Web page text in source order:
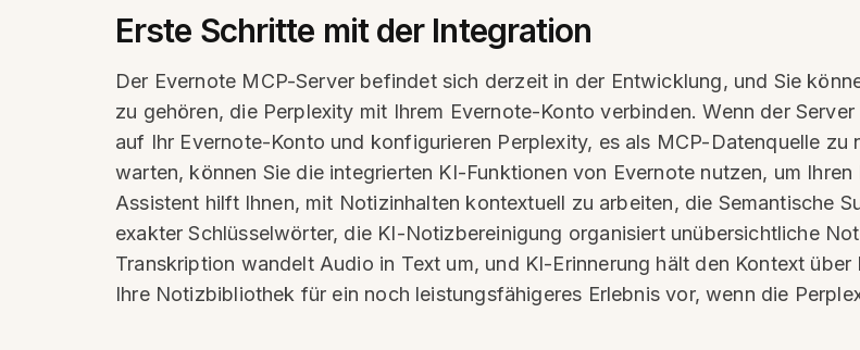
Erste Schritte mit der Integration
Der Evernote MCP-Server befindet sich derzeit in der Entwicklung, und Sie
zu gehören, die Perplexity mit Ihrem Evernote-Konto verbinden. Wenn der
auf Ihr Evernote-Konto und konfigurieren Perplexity, es als MCP-Datenquelle zu
warten, können Sie die integrierten KI-Funktionen von Evernote nutzen, um
Assistent hilft Ihnen, mit Notizinhalten kontextuell zu arbeiten, die Semantische
exakter Schlüsselwörter, die KI-Notizbereinigung organisiert unübersichtliche
Transkription wandelt Audio in Text um, und KI-Erinnerung hält den Kontext
Ihre Notizbibliothek für ein noch leistungsfähigeres Erlebnis vor, wenn die